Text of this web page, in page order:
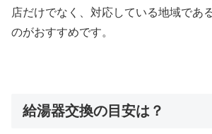
店だけでなく、対応している地域であ
のがおすすめです。
給湯器交換の目安は？